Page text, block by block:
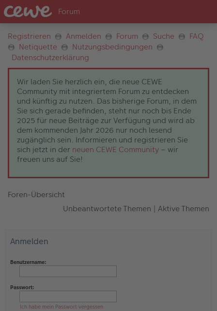
Registrieren Anmelden Forum Suche
FAQ
Netiquette
Nutzungsbedingungen
Datenschutzerklärung
Wir laden Sie herzlich ein, die neue CEWE
Community mit integriertem Forum zu entdecken
und künftig zu nutzen. Das bisherige Forum, in dem
Sie sich gerade befinden, steht nur noch bis Ende
2025 für neue Beiträge zur Verfügung und wird ab
dem kommenden Jahr 2026 nur noch lesend
zugänglich sein. Informieren und registrieren Sie
sich jetzt in der neuen CEWE Community – wir
freuen uns auf Sie!
Foren-Übersicht
Unbeantwortete Themen | Aktive Themen
Anmelden
Benutzername:
Passwort:
Ich habe mein Passwort vergessen